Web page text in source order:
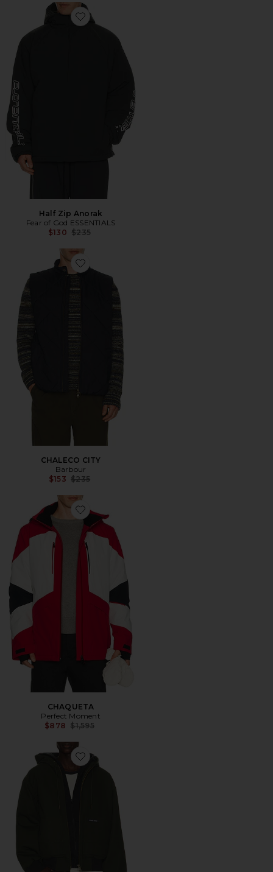
Favorite Half Zip Anorak
Half Zip Anorak
Fear of God ESSENTIALS
$130 Previous price:
$235
Favorite CHALECO CITY
CHALECO CITY
Barbour
$153 Previous price:
$235
Favorite CHAQUETA
CHAQUETA
Perfect Moment
$878 Previous price:
$1,595
Favorite JERSEY